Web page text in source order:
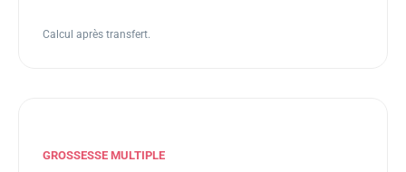
Calcul après transfert.
GROSSESSE MULTIPLE